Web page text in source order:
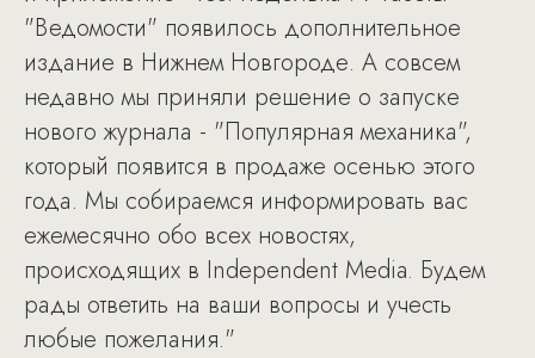
"Ведомости" появилось дополнительное
издание в Нижнем Новгороде. А совсем
недавно мы приняли решение о запуске
нового журнала - "Популярная механика",
который появится в продаже осенью этого
года. Мы собираемся информировать вас
ежемесячно обо всех новостях,
происходящих в Independent Media. Будем
рады ответить на ваши вопросы и учесть
любые пожелания."